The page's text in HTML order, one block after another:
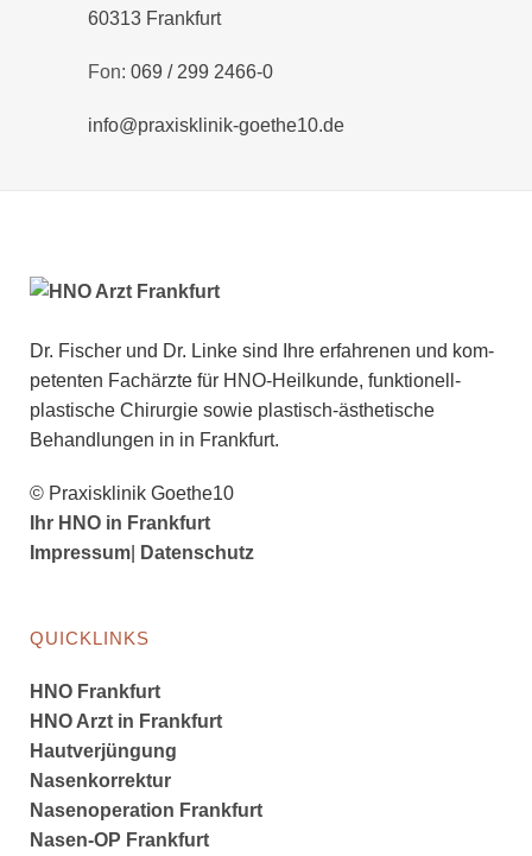
60313 Frankfurt
Fon: 069 / 299 2466-0
info@praxisklinik-goethe10.de
Dr. Fischer und Dr. Linke sind Ihre erfahrenen und kom­
pe­ten­ten Fachärzte für HNO-Heilkunde, funktionell-
plastische Chirurgie sowie plastisch-ästhetische
Behandlungen in in Frankfurt.
© Praxisklinik Goethe10
Ihr HNO in Frankfurt
Impressum
Datenschutz
QUICKLINKS
HNO Frankfurt
HNO Arzt in Frankfurt
Hautverjüngung
Nasenkorrektur
Nasenoperation Frankfurt
Nasen-OP Frankfurt